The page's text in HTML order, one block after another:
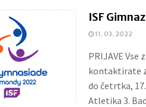
ISF
11. 03. 2022
PRIJAVE
kontaktirate
do četrtka,
Atletika 3.